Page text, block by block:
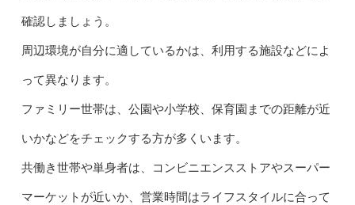
確認しましょう。
周辺環境が自分に適しているかは、利用する施設などによ
って異なります。
ファミリー世帯は、公園や小学校、保育園までの距離が近
いかなどをチェックする方が多くいます。
共働き世帯や単身者は、コンビニエンスストアやスーパー
マーケットが近いか、営業時間はライフスタイルに合って